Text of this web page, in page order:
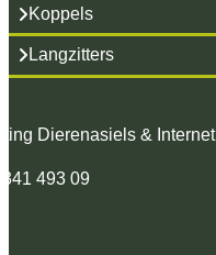
Koppels
Langzitters
Dierenasiels & Internet
493 09